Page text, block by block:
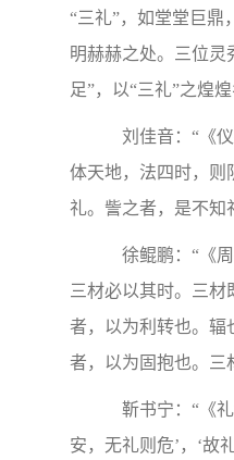
“三礼”，如堂堂巨鼎
明赫赫之处。三位灵
足”，以“三礼”之煌
刘佳音：“《仪
体天地，法四时，则
礼。訾之者，是不知
徐鲲鹏：“《
三材必以其时。三材
者，以为利转也。辐
者，以为固抱也。三
靳书宁：“《礼
安，无礼则危’，‘故